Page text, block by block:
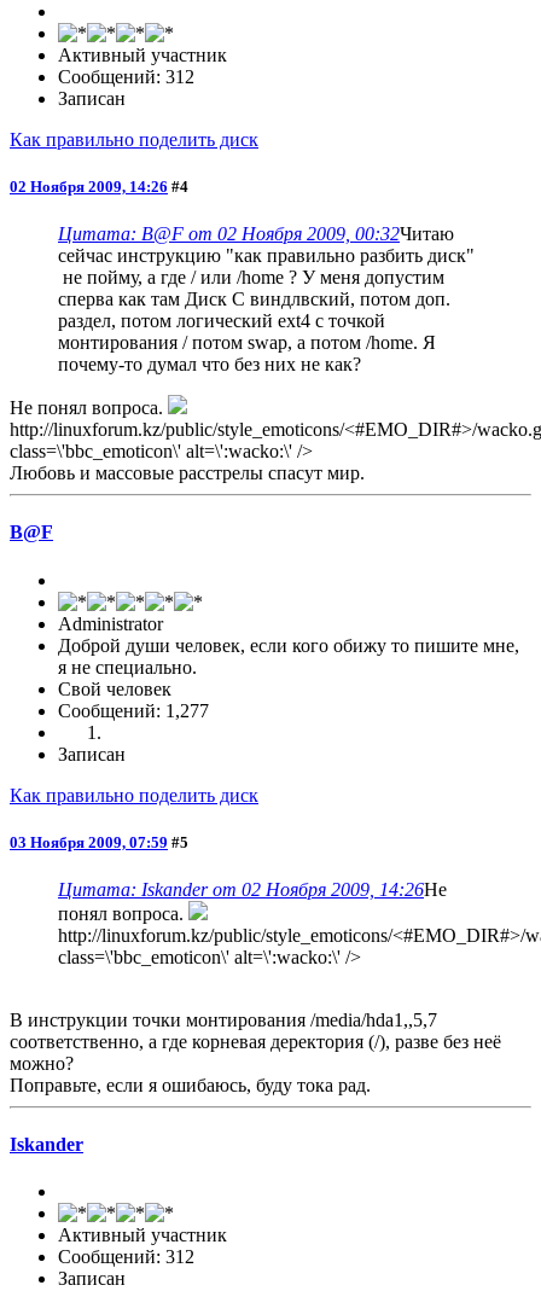
Активный участник
Сообщений: 312
Записан
Как правильно поделить диск
02 Ноября 2009, 14:26 #4
Цитата: B@F от 02 Ноября 2009, 00:32Читаю
сейчас инструкцию "как правильно разбить диск"
не пойму, а где / или /home ? У меня допустим
сперва как там Диск С виндлвский, потом доп.
раздел, потом логический ext4 с точкой
монтирования / потом swap, а потом /home. Я
почему-то думал что без них не как?
Не понял вопроса.
http://linuxforum.kz/public/style_emoticons/<#EMO_DIR#>/
class=\'bbc_emoticon\' alt=\':wacko:\' />
Любовь и массовые расстрелы спасут мир.
B@F
Administrator
Доброй души человек, если кого обижу то пишите мне,
я не специально.
Свой человек
Сообщений: 1,277
Записан
Как правильно поделить диск
03 Ноября 2009, 07:59 #5
Цитата: Iskander от 02 Ноября 2009, 14:26Не
понял вопроса.
http://linuxforum.kz/public/style_emoticons/<#EMO_DIR#>/
class=\'bbc_emoticon\' alt=\':wacko:\' />
В инструкции точки монтирования /media/hda1,,5,7
соответственно, а где корневая деректория (/), разве без неё
можно?
Поправьте, если я ошибаюсь, буду тока рад.
Iskander
Активный участник
Сообщений: 312
Записан